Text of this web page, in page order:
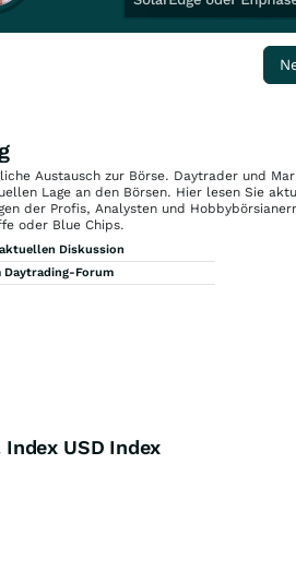
Austausch zur Börse. Daytrader und
Lage an den Börsen. Hier lesen Sie
der Profis, Analysten und
oder Blue Chips.
Diskussion
Daytrading-Forum
USD Index